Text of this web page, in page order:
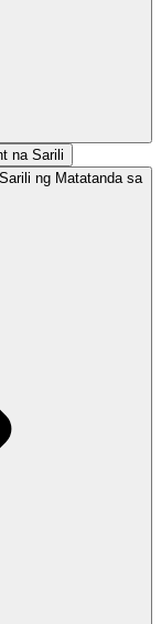
na Sarili
ng Matatanda sa